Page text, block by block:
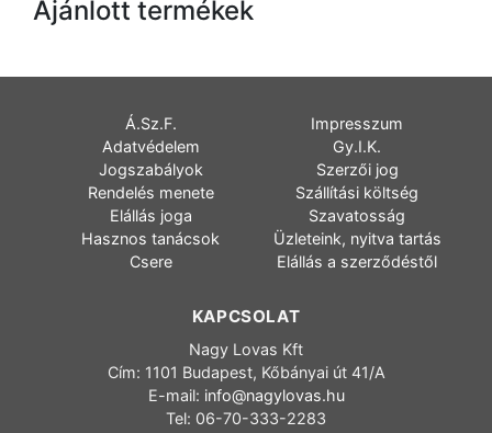
Ajánlott termékek
Á.Sz.F.
Impresszum
Adatvédelem
Gy.I.K.
Jogszabályok
Szerzői jog
Rendelés menete
Szállítási költség
Elállás joga
Szavatosság
Hasznos tanácsok
Üzleteink, nyitva tartás
Csere
Elállás a szerződéstől
KAPCSOLAT
Nagy Lovas Kft
Cím: 1101 Budapest, Kőbányai út 41/A
E-mail: info@nagylovas.hu
Tel: 06-70-333-2283